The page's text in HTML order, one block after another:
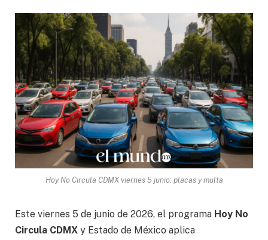
Hoy No Circula CDMX viernes 5 junio: placas y multa
Este viernes 5 de junio de 2026, el programa Hoy No
Circula CDMX y Estado de México aplica